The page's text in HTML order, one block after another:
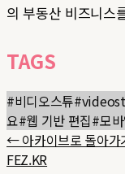
의 부동산 비즈니스
TAGS
#비디오스튜#
요#웹 기반 편집#모
← 아카이브로 돌아가
FEZ.KR